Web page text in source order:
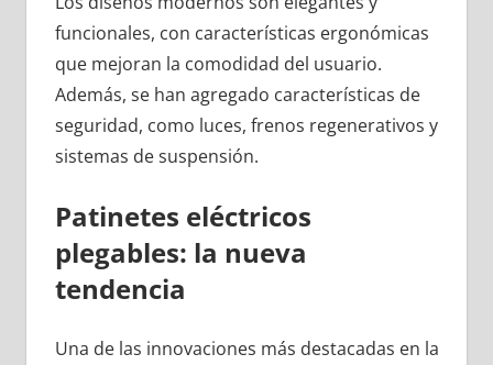
funcionales, con características ergonómicas
que mejoran la comodidad del usuario.
Además, se han agregado características de
seguridad, como luces, frenos regenerativos y
sistemas de suspensión.
Patinetes eléctricos
plegables: la nueva
tendencia
Una de las innovaciones más destacadas en la